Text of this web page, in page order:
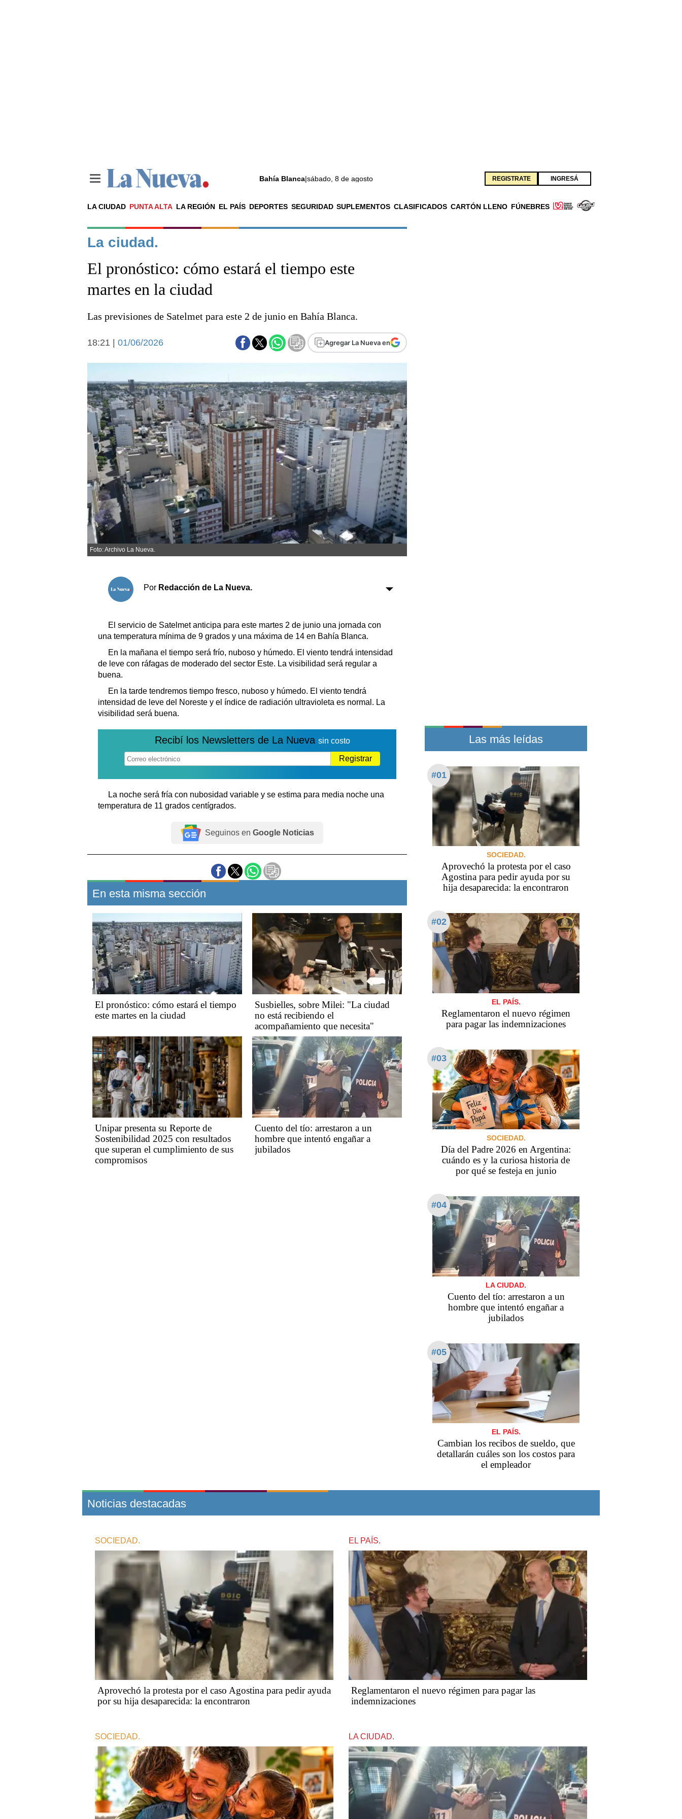
Bahía Blanca|sábado, 8 de agosto REGISTRATE INGRESÁ
LA CIUDAD PUNTA ALTA LA REGIÓN EL PAÍS DEPORTES SEGURIDAD SUPLEMENTOS CLASIFICADOS CARTÓN LLENO FÚNEBRES
Noticias
La ciudad
El país
Escenario Olímpico
Liga del Sur
Básquetbol
Fútbol
Arte y cultura
Aplausos
Cines
Economía y campo
Economía y finanzas
Con el campo
Espacio empresas
Sociedad y tiempo libre
Sociedad
Tecnología
Turismo
Salud
Es viral
El tiempo
Fúnebres
Horóscopo
Suplementos
Fúnebres
Teléfonos de urgencia
La ciudad.
El pronóstico: cómo estará el tiempo este
martes en la ciudad
Las previsiones de Satelmet para este 2 de junio en Bahía Blanca.
Agregar La Nueva en
18:21 | 01/06/2026
Foto: Archivo La Nueva.
Por Redacción de La Nueva.
El servicio de Satelmet anticipa para este martes 2 de junio una jornada con
una temperatura mínima de 9 grados y una máxima de 14 en Bahía Blanca.
En la mañana el tiempo será frío, nuboso y húmedo. El viento tendrá intensidad
de leve con ráfagas de moderado del sector Este. La visibilidad será regular a
buena.
En la tarde tendremos tiempo fresco, nuboso y húmedo. El viento tendrá
intensidad de leve del Noreste y el índice de radiación ultravioleta es normal. La
visibilidad será buena.
Recibí los Newsletters de La Nueva sin costo
Registrar
La noche será fría con nubosidad variable y se estima para media noche una
temperatura de 11 grados centígrados.
Seguinos en Google Noticias
En esta misma sección
El pronóstico: cómo estará el tiempo
este martes en la ciudad
Susbielles, sobre Milei: "La ciudad
no está recibiendo el
acompañamiento que necesita"
Unipar presenta su Reporte de
Sostenibilidad 2025 con resultados
que superan el cumplimiento de sus
compromisos
Cuento del tío: arrestaron a un
hombre que intentó engañar a
jubilados
Las más leídas
#01
SOCIEDAD.
Aprovechó la protesta por el caso
Agostina para pedir ayuda por su
hija desaparecida: la encontraron
#02
EL PAÍS.
Reglamentaron el nuevo régimen
para pagar las indemnizaciones
#03
SOCIEDAD.
Día del Padre 2026 en Argentina:
cuándo es y la curiosa historia de
por qué se festeja en junio
#04
LA CIUDAD.
Cuento del tío: arrestaron a un
hombre que intentó engañar a
jubilados
#05
EL PAÍS.
Cambian los recibos de sueldo, que
detallarán cuáles son los costos para
el empleador
Noticias destacadas
SOCIEDAD.
Aprovechó la protesta por el caso Agostina para pedir ayuda
por su hija desaparecida: la encontraron
EL PAÍS.
Reglamentaron el nuevo régimen para pagar las
indemnizaciones
SOCIEDAD. LA CIUDAD.